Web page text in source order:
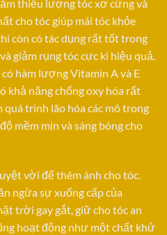
thiểu lượng tóc xơ cứng và
cho tóc giúp mái tóc khỏe
còn có tác dụng rất tốt trong
giảm rụng tóc cực kì hiệu quả.
có hàm lượng Vitamin A và E
khả năng chống oxy hóa rất
trình lão hóa các mô trong
mềm mịn và sáng bóng cho
vời để thêm ánh cho tóc.
ngừa sự xuống cấp của
trời gay gắt, giữ cho tóc an
hoạt động như một chất khử